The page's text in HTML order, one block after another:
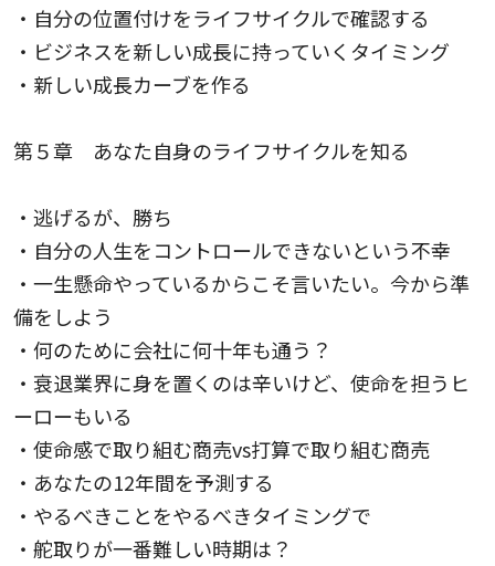
・自分の位置付けをライフサイクルで確認する
・ビジネスを新しい成長に持っていくタイミング
・新しい成長カーブを作る
第５章 あなた自身のライフサイクルを知る
・逃げるが、勝ち
・自分の人生をコントロールできないという不幸
・一生懸命やっているからこそ言いたい。今から準
備をしよう
・何のために会社に何十年も通う？
・衰退業界に身を置くのは辛いけど、使命を担うヒ
ーローもいる
・使命感で取り組む商売vs打算で取り組む商売
・あなたの12年間を予測する
・やるべきことをやるべきタイミングで
・舵取りが一番難しい時期は？